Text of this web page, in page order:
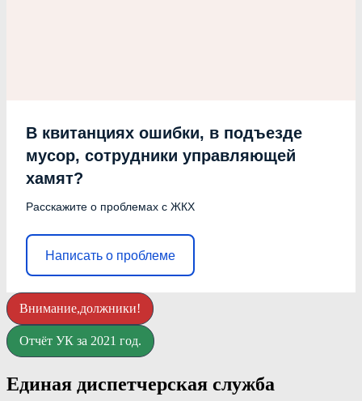
В квитанциях ошибки, в подъезде
мусор, сотрудники управляющей
хамят?
Расскажите о проблемах с ЖКХ
Написать о проблеме
Внимание,должники!
Отчёт УК за 2021 год.
Единая диспетчерская служба